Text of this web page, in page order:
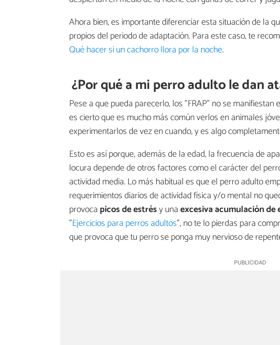
Ahora bien, es importante diferenciar esta situación de la
propios del periodo de adaptación. Para este caso, te
Qué hacer si un cachorro llora por la noche.
¿Por qué a mi perro adulto le dan
Pese a que pueda parecerlo, los "FRAP" no se
es cierto que es mucho más común verlos en animales
experimentarlos de vez en cuando, y es algo
Esto es así porque, además de la edad, la frecuencia de
locura depende de otros factores como el carácter del
actividad media. Lo más habitual es que el perro adulto
requerimientos diarios de actividad física y/o mental no
provoca picos de estrésy unaexcesiva acumulación de
"Ejercicios para perros adultos", no te lo pierdas para
que provoca que tu perro se ponga muy nervioso de